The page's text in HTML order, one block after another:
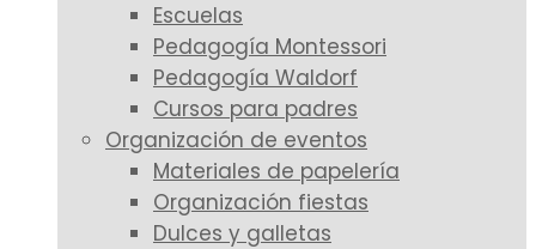
Escuelas
Pedagogía Montessori
Pedagogía Waldorf
Cursos para padres
Organización de eventos
Materiales de papelería
Organización fiestas
Dulces y galletas